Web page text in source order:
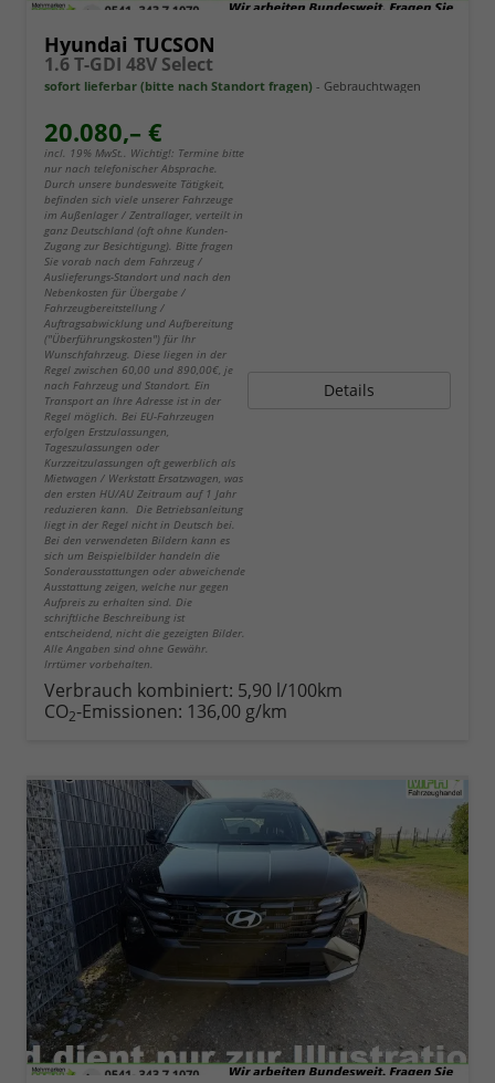
Hyundai TUCSON
1.6 T-GDI 48V Select
sofort lieferbar (bitte nach Standort fragen) Gebrauchtwagen
20.080,– €
incl. 19% MwSt.. Wichtig!: Termine bitte
nur nach telefonischer Absprache.
Durch unsere bundesweite Tätigkeit,
befinden sich viele unserer Fahrzeuge
im Außenlager / Zentrallager, verteilt in
ganz Deutschland (oft ohne Kunden-
Zugang zur Besichtigung). Bitte fragen
Sie vorab nach dem Fahrzeug /
Auslieferungs-Standort und nach den
Nebenkosten für Übergabe /
Fahrzeugbereitstellung /
Auftragsabwicklung und Aufbereitung
("Überführungskosten") für Ihr
Wunschfahrzeug. Diese liegen in der
Regel zwischen 60,00 und 890,00€, je
nach Fahrzeug und Standort. Ein
Transport an Ihre Adresse ist in der
Regel möglich. Bei EU-Fahrzeugen
erfolgen Erstzulassungen,
Tageszulassungen oder
Kurzzeitzulassungen oft gewerblich als
Mietwagen / Werkstatt Ersatzwagen, was
den ersten HU/AU Zeitraum auf 1 Jahr
reduzieren kann. Die Betriebsanleitung
liegt in der Regel nicht in Deutsch bei.
Bei den verwendeten Bildern kann es
sich um Beispielbilder handeln die
Sonderausstattungen oder abweichende
Ausstattung zeigen, welche nur gegen
Aufpreis zu erhalten sind. Die
schriftliche Beschreibung ist
entscheidend, nicht die gezeigten Bilder.
Alle Angaben sind ohne Gewähr.
Irrtümer vorbehalten.
Details
Verbrauch kombiniert: 5,90 l/100km
CO2-Emissionen: 136,00 g/km